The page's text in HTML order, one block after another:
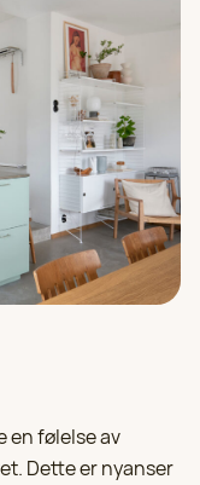
en følelse av
Dette er nyanser